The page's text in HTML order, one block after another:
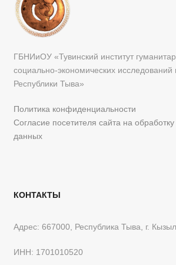
ГБНИиОУ «Тувинский институт
социально-экономических исследований
Республики Тыва»
Политика конфиденциальности
Согласие посетителя сайта на
данных
КОНТАКТЫ
Адрес: 667000, Республика Тыва, г.
ИНН: 1701010520